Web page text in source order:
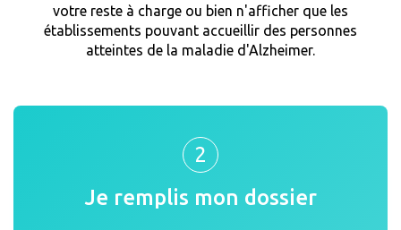
votre reste à charge ou bien n'afficher que les
établissements pouvant accueillir des personnes
atteintes de la maladie d'Alzheimer.
2
Je remplis mon dossier